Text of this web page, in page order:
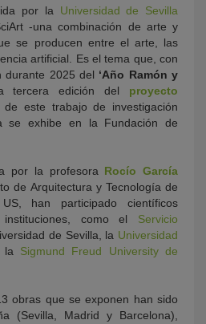
por la Universidad de Sevilla
-una combinación de arte y
se producen entre el arte, las
artificial. Es el tema que, con
durante 2025 del ‘Año Ramón y
tercera edición del proyecto
este trabajo de investigación
se exhibe en la Fundación de
por la profesora Rocío García
de Arquitectura y Tecnología de
han participado científicos
como el Servicio
de Sevilla, la Universidad
la Sigmund Freud University de
obras que se exponen han sido
(Sevilla, Madrid y Barcelona),